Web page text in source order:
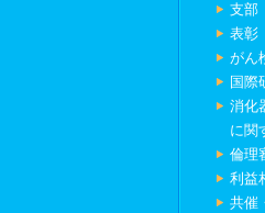
支部
表彰
がん
国際
消化
に関
倫理
利益
共催